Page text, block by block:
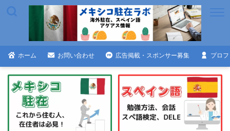
ホーム お問い合わせ 広告掲載・スポンサー募集 プロ